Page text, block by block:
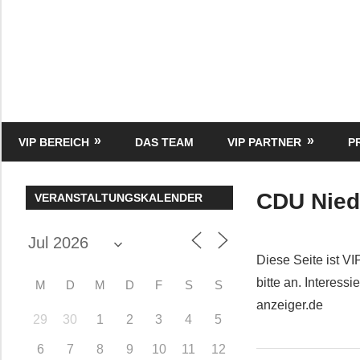
Media
VIP BEREICH DAS TEAM VIP PARTNER
CDU
Diese Seite ist
bitte an.
anzeiger.de
VERANSTALTUNGSKALENDER
M D M D F S S
29 30 1 2 3 4 5
6 7 8 9 10 11 12